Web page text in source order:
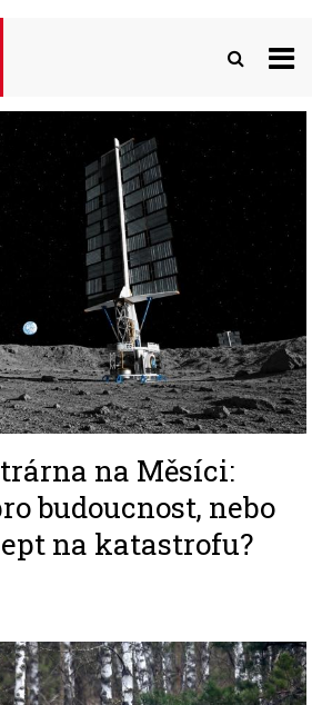
na Měsíci:
budoucnost, nebo
na katastrofu?